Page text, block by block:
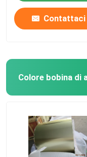
Contattaci
Colore bobina di